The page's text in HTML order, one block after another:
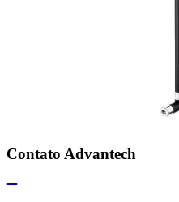
Contato Advantech